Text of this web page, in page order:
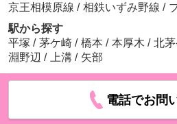
京王相模原線 / 相鉄いずみ野線 /
駅から探す
平塚 / 茅ケ崎 / 橋本 / 本厚木 / 北
淵野辺 / 上溝 / 矢部
電話でお問